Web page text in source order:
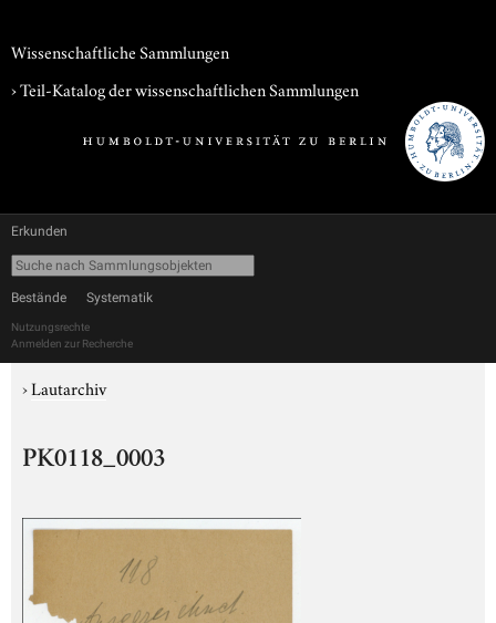
Wissenschaftliche Sammlungen
› Teil-Katalog der wissenschaftlichen Sammlungen
Erkunden
Bestände Systematik
Nutzungsrechte
Anmelden zur Recherche
›Lautarchiv
PK0118_0003